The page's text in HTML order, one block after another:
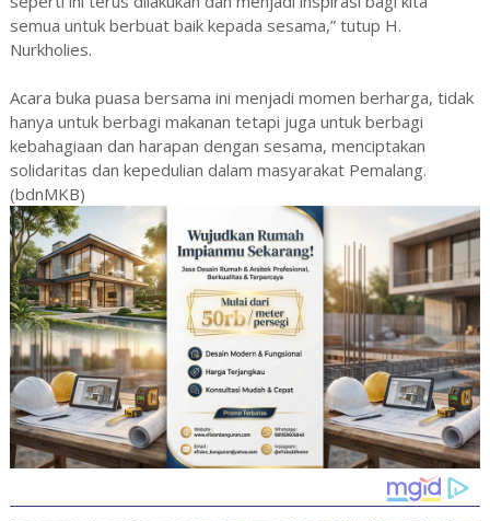
semua untuk berbuat baik kepada sesama,” tutup H.
Nurkholies.
Acara buka puasa bersama ini menjadi momen berharga, tidak
hanya untuk berbagi makanan tetapi juga untuk berbagi
kebahagiaan dan harapan dengan sesama, menciptakan
solidaritas dan kepedulian dalam masyarakat Pemalang.
(bdnMKB)